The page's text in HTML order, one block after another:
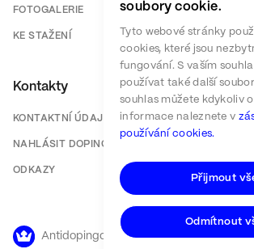
FOTOGALERIE
KE STAŽENÍ
Kontakty
KONTAKTNÍ ÚDAJE
NAHLÁSIT DOPING
ODKAZY
Antidopingový výbor ČR ©2026
soubory cookie.
Tyto webové stránky
cookies, které jsou
fungování. S vaším
používat také další
souhlas můžete kdykoliv
informace naleznete v
používání cookies.
Přijmout
Odmítnout